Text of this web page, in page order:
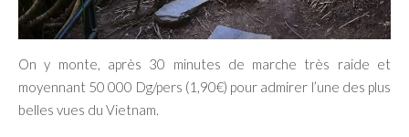
On y monte, après 30 minutes de marche très raide et
moyennant 50 000 Dg/pers (1,90€) pour admirer l’une des plus
belles vues du Vietnam.